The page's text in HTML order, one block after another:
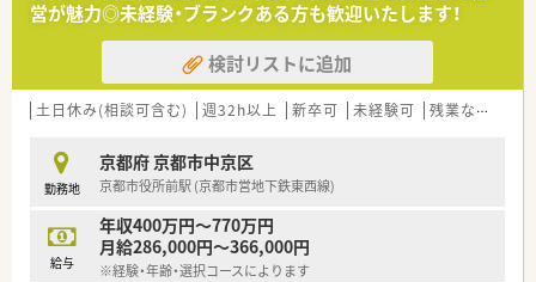
■在宅医療にも積極的取り組んでおり「訪問調剤特化型店舗」を
50店舗以上、無菌調剤室は業界最多の51店舗設置しています
■「プラチナくるみん認定企業」「健康経営優良法人2023（大規模
法人部門）認定」等を取得し一人ひとりが働きやすい環境が整備
されています
があるのも特徴です
営が魅力◎未経験・ブランクある方も歓迎いたします！
検討リストに追加
土日休み(相談可含む) 週32h以上 新卒可 未経験可 残業なし(ほぼなし含む)
勤務地
京都府 京都市中京区
京都市役所前駅 (京都市営地下鉄東西線)
給与
年収400万円～770万円
月給286,000円～366,000円
※経験・年齢・選択コースによります